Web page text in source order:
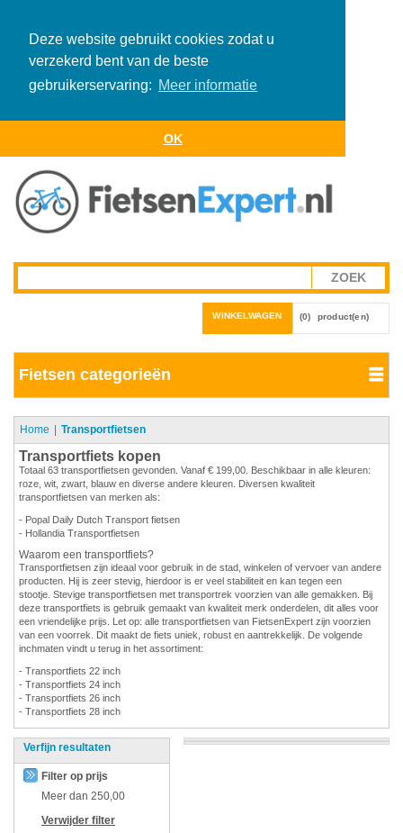
Deze website gebruikt cookies zodat u
verzekerd bent van de beste
gebruikerservaring: Meer informatie
OK
WINKELWAGEN (0) product(en)
Fietsen categorieën
Home Transportfietsen
Transportfiets kopen
Totaal 63 transportfietsen gevonden. Vanaf € 199,00. Beschikbaar in alle kleuren:
roze, wit, zwart, blauw en diverse andere kleuren. Diversen kwaliteit
transportfietsen van merken als:
- Popal Daily Dutch Transport fietsen
- Hollandia Transportfietsen
Waarom een transportfiets?
Transportfietsen zijn ideaal voor gebruik in de stad, winkelen of vervoer van andere
producten. Hij is zeer stevig, hierdoor is er veel stabiliteit en kan tegen een
stootje. Stevige transportfietsen met transportrek voorzien van alle gemakken. Bij
deze transportfiets is gebruik gemaakt van kwaliteit merk onderdelen, dit alles voor
een vriendelijke prijs. Let op: alle transportfietsen van FietsenExpert zijn voorzien
van een voorrek. Dit maakt de fiets uniek, robust en aantrekkelijk. De volgende
inchmaten vindt u terug in het assortiment:
- Transportfiets 22 inch
- Transportfiets 24 inch
- Transportfiets 26 inch
- Transportfiets 28 inch
Verfijn resultaten
Filter op prijs
Meer dan 250,00
Verwijder filter